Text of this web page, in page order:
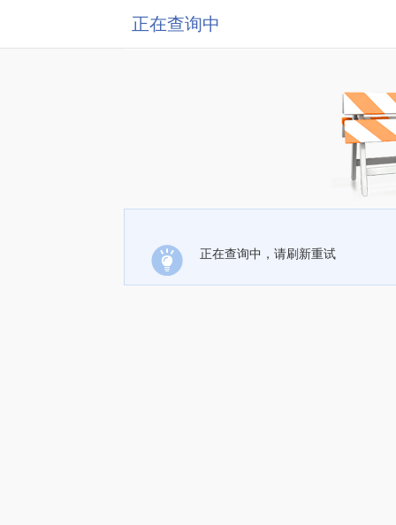
正在查询中
正在查询中，请刷新重试